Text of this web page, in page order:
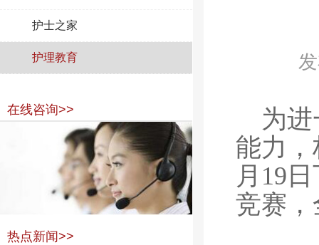
护士之家
护理教育
在线咨询>>
热点新闻>>
为
能力
月19
竞赛